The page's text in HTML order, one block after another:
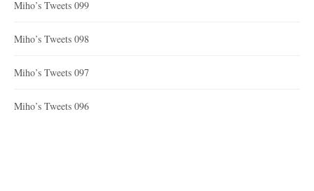
Miho’s Tweets 099
Miho’s Tweets 098
Miho’s Tweets 097
Miho’s Tweets 096